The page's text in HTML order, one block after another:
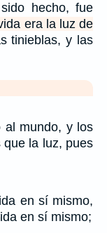
hecho, fue
era la luz de
tinieblas, y las
al mundo, y los
que la luz, pues
en sí mismo,
en sí mismo;